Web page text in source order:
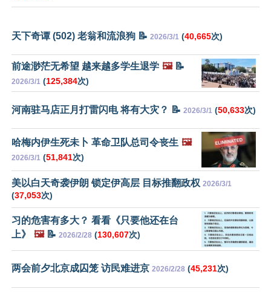
天下奇谭 (502) 老翁和流浪狗 📝 2026/3/1 (40,665次)
前途渺茫无希望 越来越多学生退学 🖼️📝
2026/3/1 (125,384次)
河南驻马店正月打雷闪电 将有大灾？ 📝 2026/3/1 (50,633次)
哈梅内伊生死未卜 革命卫队总司令丧生 🖼️
2026/3/1 (51,841次)
美以白天奇袭伊朗 锁定伊高层 目标推翻政权 2026/3/1
(37,053次)
习的危害有多大？ 看看《只要他还在台
上》
🖼️📝 2026/2/28 (130,607次)
两会前夕北京成囚笼 访民难进京 2026/2/28 (45,231次)